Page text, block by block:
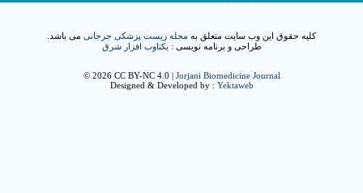
کلیه حقوق این وب سایت متعلق به مجله زیست پزشکی جرجانی می باشد.
طراحی و برنامه نویسی : یکتاوب افزار شرق
© 2026 CC BY-NC 4.0 |Jorjani Biomedicine Journal
Designed & Developed by :Yektaweb